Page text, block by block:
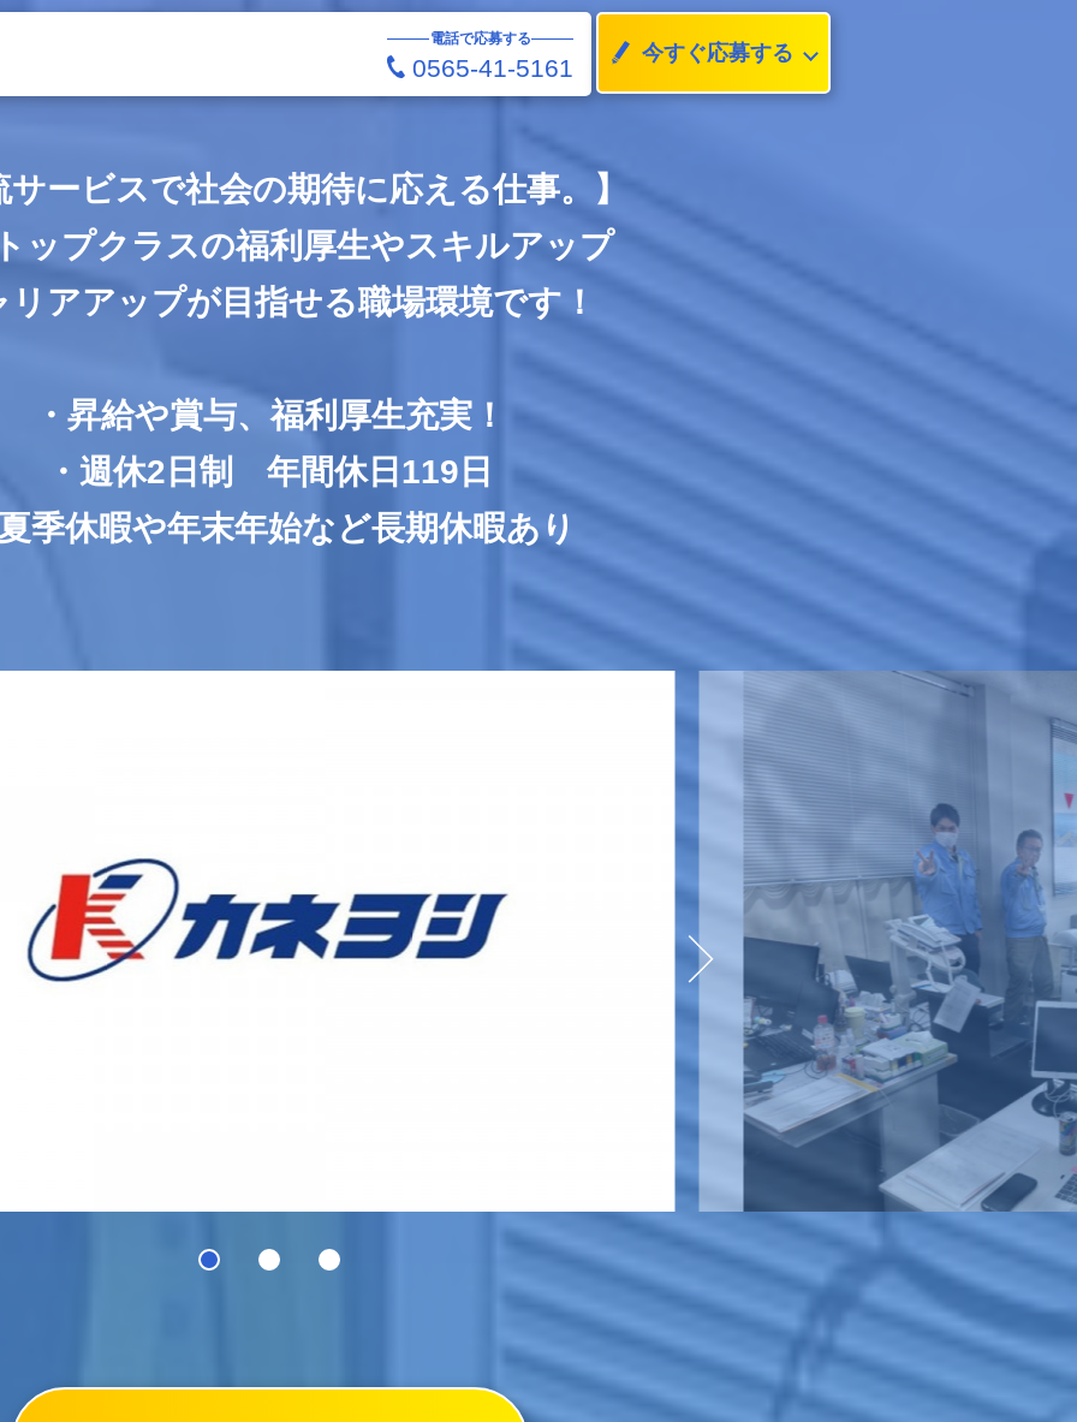
電話で応募する
0565-41-5161
今すぐ応募する
サービスで社会の期待に応える仕事。】
ップクラスの福利厚生やスキルアップ
リアアップが目指せる職場環境です！
・昇給や賞与、福利厚生充実！
・週休2日制 年間休日119日
季休暇や年末年始など長期休暇あり